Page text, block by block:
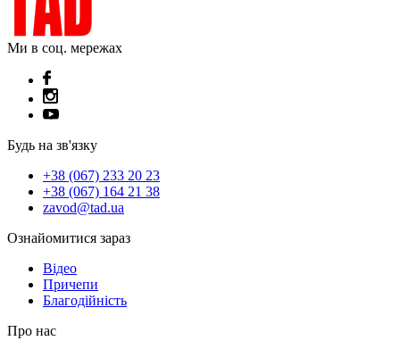
Ми в соц. мережах
Будь на зв'язку
+38 (067) 233 20 23
+38 (067) 164 21 38
zavod@tad.ua
Ознайомитися зараз
Відео
Причепи
Благодійність
Про нас